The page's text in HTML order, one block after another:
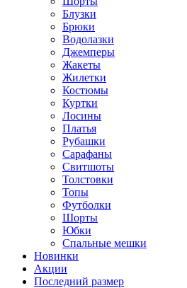
Блузки
Брюки
Водолазки
Джемперы
Жакеты
Жилетки
Костюмы
Куртки
Лосины
Платья
Рубашки
Сарафаны
Свитшоты
Толстовки
Топы
Футболки
Шорты
Юбки
Спальные мешки
Новинки
Акции
Последний размер